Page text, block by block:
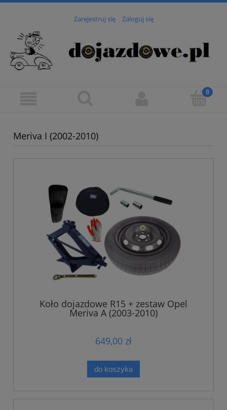
Zarejestruj się Zaloguj się
Meriva I (2002-2010)
Koło dojazdowe R15 + zestaw Opel
Meriva A (2003-2010)
649,00 zł
do koszyka